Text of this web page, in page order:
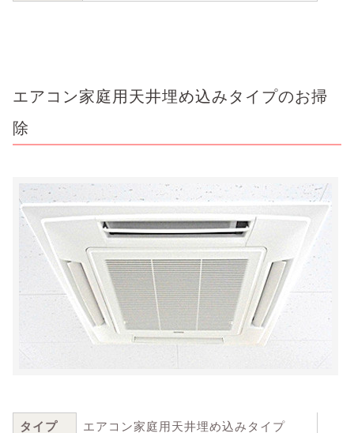
エアコン家庭用天井埋め込みタイプのお掃
除
タイプ
エアコン家庭用天井埋め込みタイプ